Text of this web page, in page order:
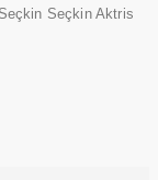
Seçkin Aktris